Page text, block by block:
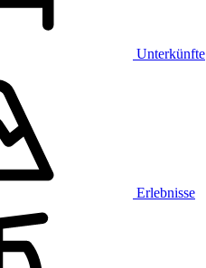
Unterkünfte
Erlebnisse